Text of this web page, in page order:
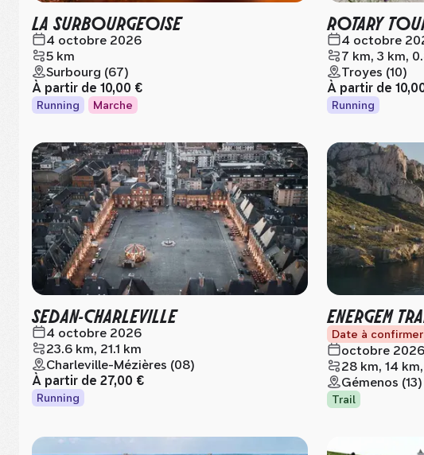
LA SURBOURGEOISE
4 octobre 2026
5 km
Surbourg (67)
À partir de 10,00 €
Running Marche
ROTARY
4 octobre
7 km, 3 km,
Troyes (10)
À partir de
Running
SEDAN-CHARLEVILLE
4 octobre 2026
23.6 km, 21.1 km
Charleville-Mézières (08)
À partir de 27,00 €
Running
ENERGEM
Date à confirmer
octobre 2026
28 km, 14
Gémenos (13)
Trail